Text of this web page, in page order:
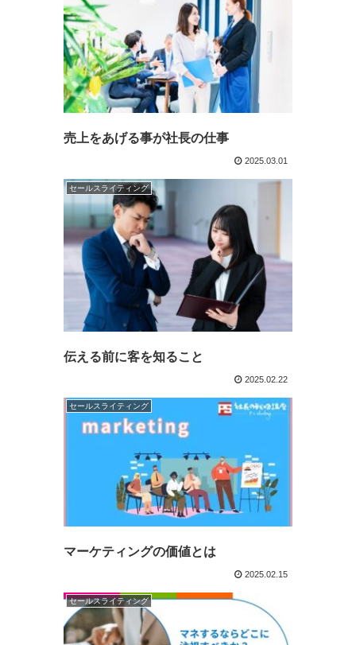
売上をあげる事が社長の仕事
2025.03.01
セールスライティング
伝える前に客を知ること
2025.02.22
セールスライティング
マーケティングの価値とは
2025.02.15
セールスライティング